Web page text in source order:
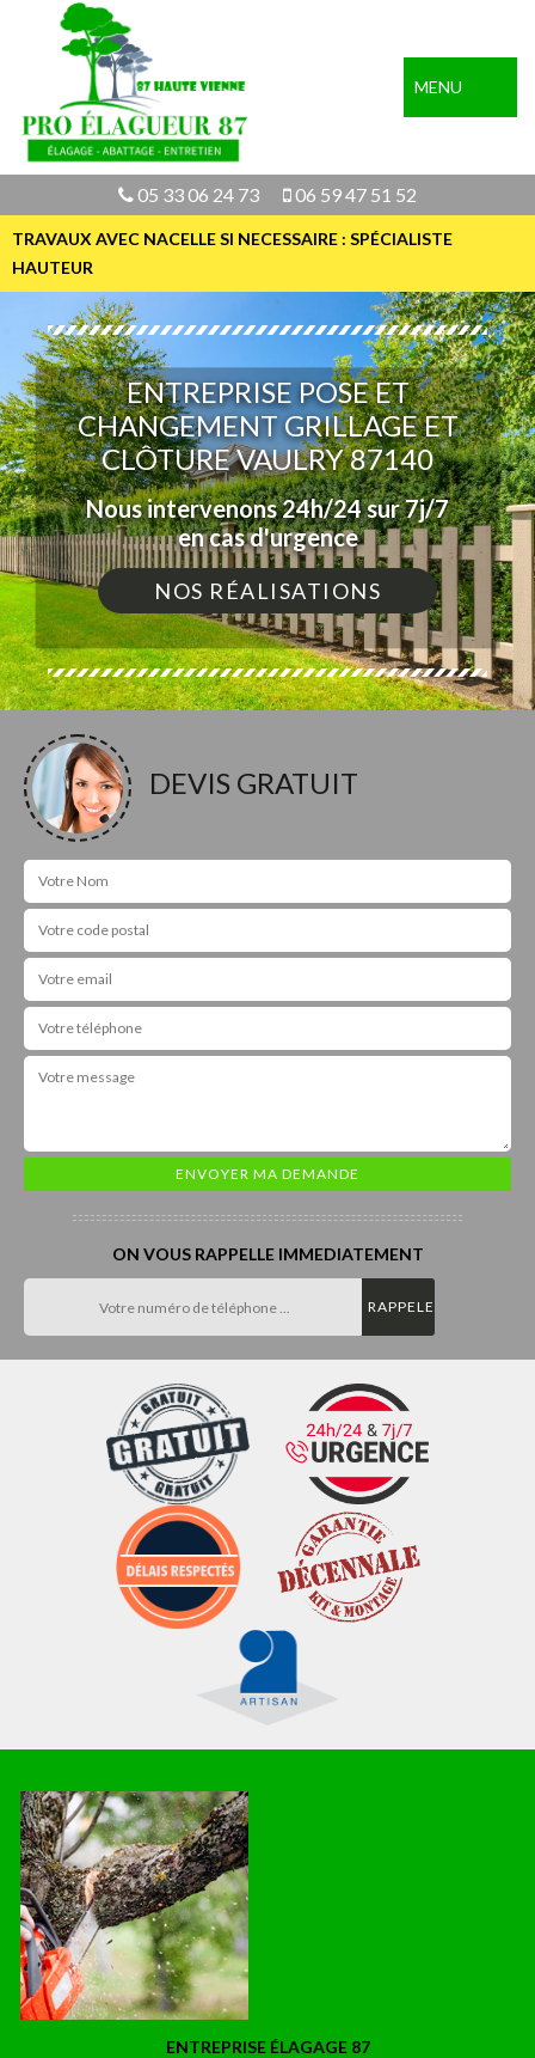
MENU
05 33 06 24 73 06 59 47 51 52
TRAVAUX AVEC NACELLE SI NECESSAIRE : SPÉCIALISTE
HAUTEUR
ENTREPRISE POSE ET
CHANGEMENT GRILLAGE ET
CLÔTURE VAULRY 87140
Nous intervenons 24h/24 sur 7j/7
en cas d'urgence
NOS RÉALISATIONS
DEVIS GRATUIT
ON VOUS RAPPELLE IMMEDIATEMENT
ENTREPRISE ÉLAGAGE 87